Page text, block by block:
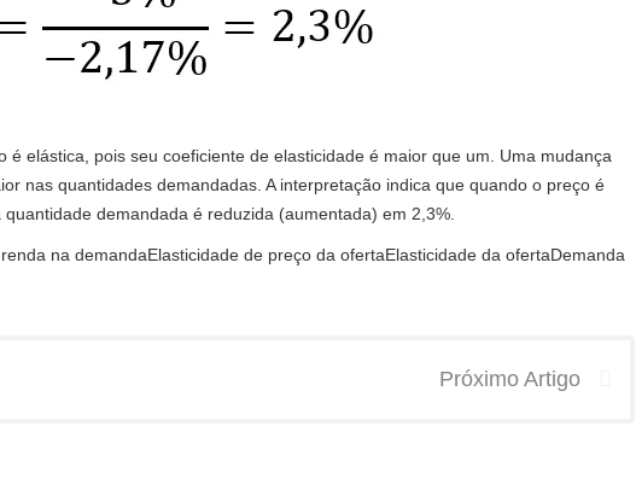
é elástica, pois seu coeficiente de elasticidade é maior que um. Uma mudança
nas quantidades demandadas. A interpretação indica que quando o preço é
demandada é reduzida (aumentada) em 2,3%.
na demandaElasticidade de preço da ofertaElasticidade da ofertaDemanda
Próximo Artigo